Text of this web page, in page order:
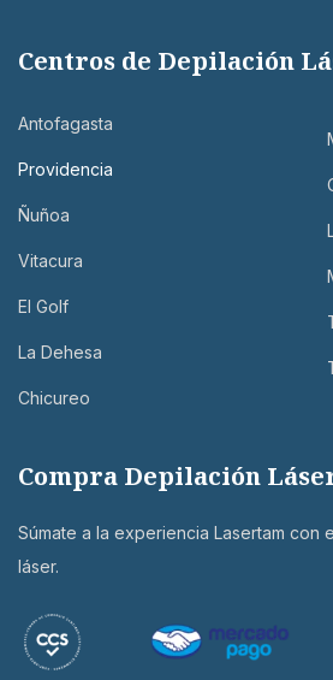
Centros de Depilación
Antofagasta
Providencia
Ñuñoa
Vitacura
El Golf
La Dehesa
Chicureo
Compra Depilación
Súmate a la experiencia Lasertam con
láser.